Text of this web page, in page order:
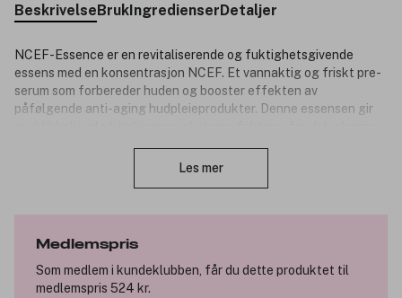
BeskrivelseBrukIngredienserDetaljer
NCEF-Essence er en revitaliserende og fuktighetsgivende
essens med en konsentrasjon NCEF. Et vannaktig og friskt pre-
serum som forbereder huden og booster effekten av
påfølgende anti-aging hudpleieprodukter. Denne essensen gir
Beskytter og bevarer fukten i huden.
Nøkkelen til suksess:
Les mer
Medlemspris
Som medlem i kundeklubben, får du dette produktet til
medlemspris 524 kr.